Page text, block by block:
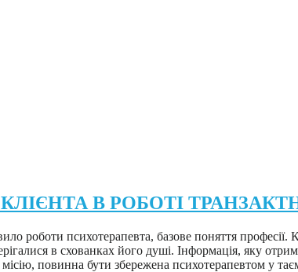
В РОБОТІ
роботи психотерапевта, базове поняття
в схованках його душі. Інформація, яку
повинна бути збережена психотерапевтом у